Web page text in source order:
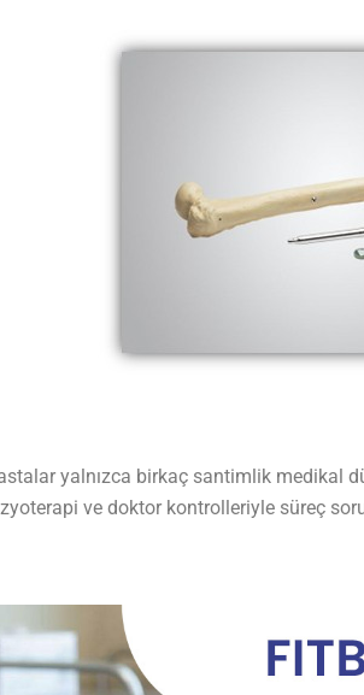
yalnızca birkaç santimlik medikal
ve doktor kontrolleriyle süreç